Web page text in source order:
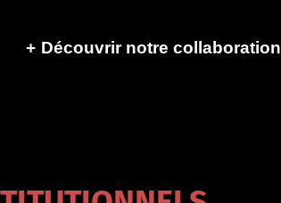
+ Découvrir notre collaboration